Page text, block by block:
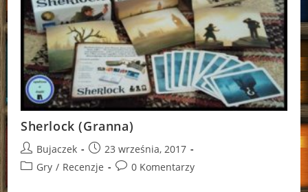
Sherlock (Granna)
Post
author:
Bujaczek
Post
published:
23 września, 2017
PostGry / Recenzje
Post0 Komentarzy